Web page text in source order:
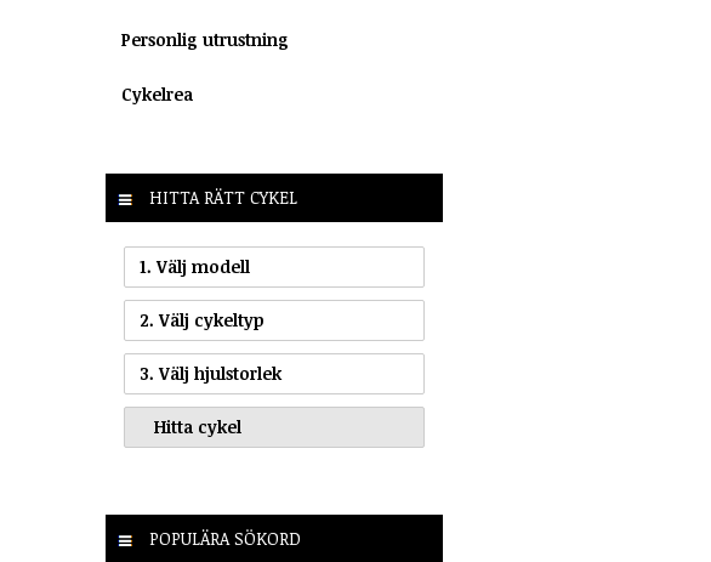
Personlig utrustning
Cykelrea
HITTA RÄTT CYKEL
1. Välj modell
2. Välj cykeltyp
3. Välj hjulstorlek
POPULÄRA SÖKORD